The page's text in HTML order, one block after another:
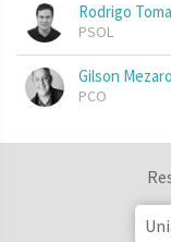
Rodrigo
PSOL
Gilson
PCO